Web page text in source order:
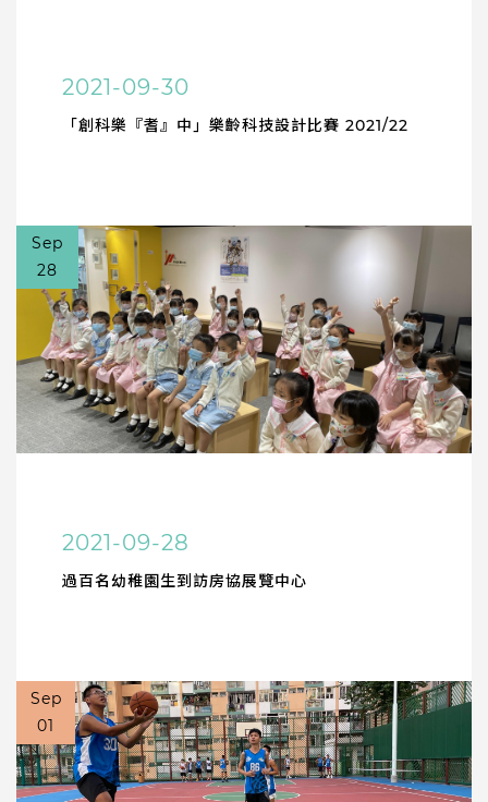
2021-09-30
「創科樂『耆』中」樂齡科技設計比賽 2021/22
Sep
28
2021-09-28
過百名幼稚園生到訪房協展覽中心
Sep
01